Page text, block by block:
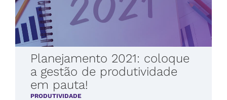
Planejamento 2021: coloque
a gestão de produtividade
em pauta!
PRODUTIVIDADE